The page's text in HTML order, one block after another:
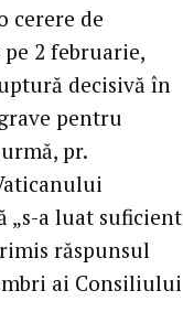
cerere de
2 februarie,
decisivă în
pentru
pr.
„s-a luat suficient
răspunsul
ai Consiliului